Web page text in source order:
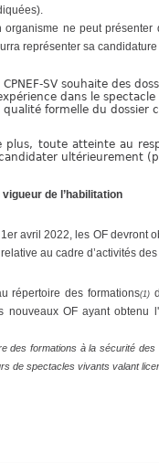
organisme ne peut
représenter sa
CPNEF-SV souhaite des
dans le
qualité formelle du dossier
plus, toute atteinte au
ultérieurement
vigueur de l’habilitation
avril 2022, les OF devront
au cadre d’activités
répertoire des formations(1)
nouveaux OF ayant obtenu
des formations à la sécurité
de spectacles vivants valant